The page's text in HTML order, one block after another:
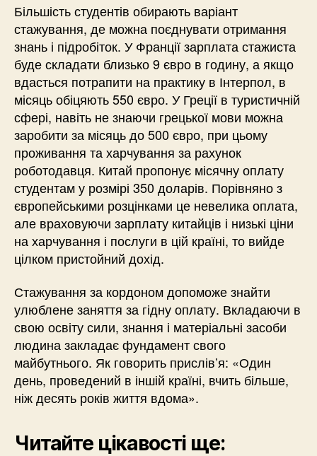
Більшість студентів обирають варіант
стажування, де можна поєднувати отримання
знань і підробіток. У Франції зарплата стажиста
буде складати близько 9 євро в годину, а якщо
вдасться потрапити на практику в Інтерпол, в
місяць обіцяють 550 євро. У Греції в туристичній
сфері, навіть не знаючи грецької мови можна
заробити за місяць до 500 євро, при цьому
проживання та харчування за рахунок
роботодавця. Китай пропонує місячну оплату
студентам у розмірі 350 доларів. Порівняно з
європейськими розцінками це невелика оплата,
але враховуючи зарплату китайців і низькі ціни
на харчування і послуги в цій країні, то вийде
цілком пристойний дохід.
Стажування за кордоном допоможе знайти
улюблене заняття за гідну оплату. Вкладаючи в
свою освіту сили, знання і матеріальні засоби
людина закладає фундамент свого
майбутнього. Як говорить прислів’я: «Один
день, проведений в іншій країні, вчить більше,
ніж десять років життя вдома».
Читайте цікавості ще: